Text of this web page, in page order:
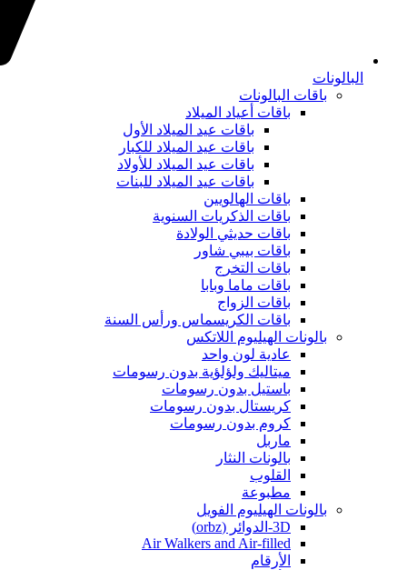
البالونات
باقات البالونات
باقات أعياد الميلاد
باقات عيد الميلاد الأول
باقات عيد الميلاد للكبار
باقات عيد الميلاد للأولاد
باقات عيد الميلاد للبنات
باقات الهالويين
باقات الذكريات السنوية
باقات حديثي الولادة
باقات بيبي شاور
باقات التخرج
باقات ماما وبابا
باقات الزواج
باقات الكريسماس ورأس السنة
بالونات الهيليوم اللاتكس
عادية لون واحد
ميتاليك ولؤلؤية بدون رسومات
باستيل بدون رسومات
كريستال بدون رسومات
كروم بدون رسومات
ماربل
بالونات النثار
القلوب
مطبوعة
بالونات الهيليوم الفويل
3D-الدوائر (orbz)
Air Walkers and Air-filled
الأرقام